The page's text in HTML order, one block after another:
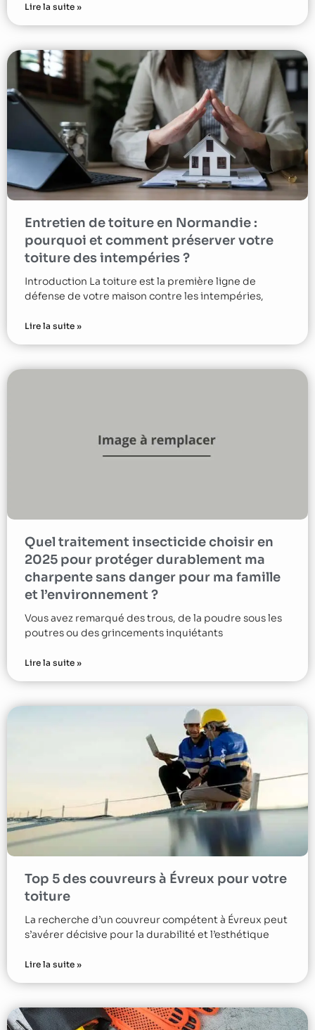
Lire la suite »
Entretien de toiture en Normandie :
pourquoi et comment préserver votre
toiture des intempéries ?
Introduction La toiture est la première ligne de
défense de votre maison contre les intempéries,
Lire la suite »
Quel traitement insecticide choisir en
2025 pour protéger durablement ma
charpente sans danger pour ma famille
et l’environnement ?
Vous avez remarqué des trous, de la poudre sous les
poutres ou des grincements inquiétants
Lire la suite »
Top 5 des couvreurs à Évreux pour votre
toiture
La recherche d’un couvreur compétent à Évreux peut
s’avérer décisive pour la durabilité et l’esthétique
Lire la suite »